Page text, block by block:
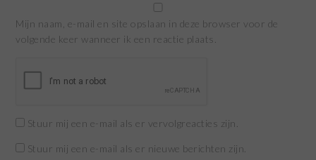
Mijn naam, e-mail en site opslaan in deze browser voor de
volgende keer wanneer ik een reactie plaats.
Stuur mij een e-mail als er vervolgreacties zijn.
Stuur mij een e-mail als er nieuwe berichten zijn.